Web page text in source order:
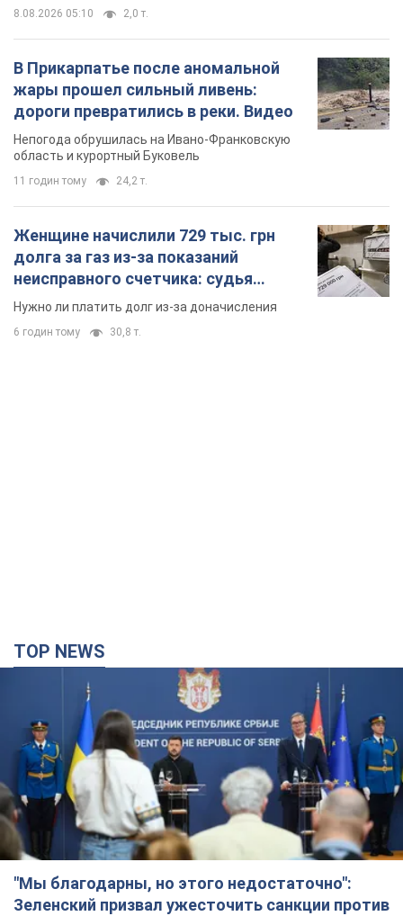
8.08.2026 05:10 2,0 т.
В Прикарпатье после аномальной
жары прошел сильный ливень:
дороги превратились в реки. Видео
Непогода обрушилась на Ивано-Франковскую
область и курортный Буковель
11 годин тому 24,2 т.
Женщине начислили 729 тыс. грн
долга за газ из-за показаний
неисправного счетчика: судья
вынес неожиданное решение
Нужно ли платить долг из-за доначисления
6 годин тому 30,8 т.
TOP NEWS
"Мы благодарны, но этого недостаточно":
Зеленский призвал ужесточить санкции против